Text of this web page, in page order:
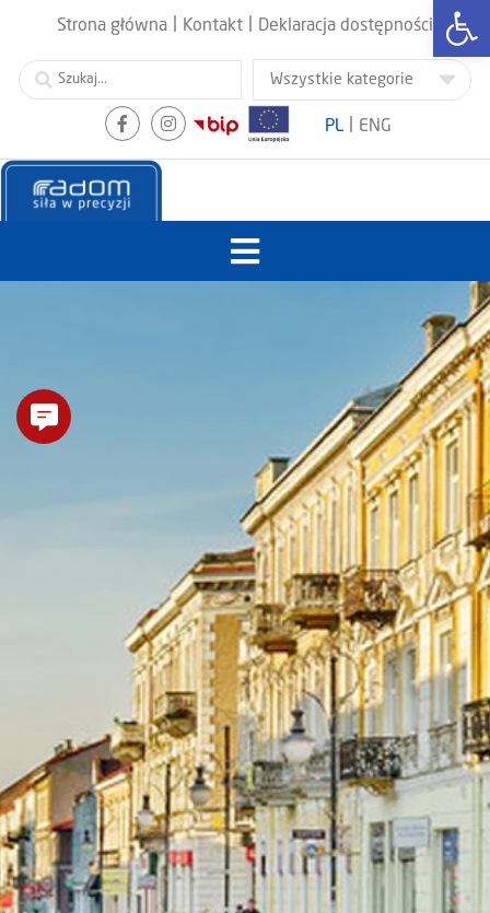
Strona główna Kontakt Deklaracja dostępności
PL ENG